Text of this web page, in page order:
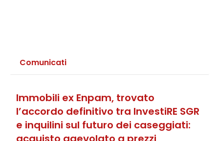
Comunicati
Immobili ex Enpam, trovato
l’accordo definitivo tra InvestiRE SGR
e inquilini sul futuro dei caseggiati: